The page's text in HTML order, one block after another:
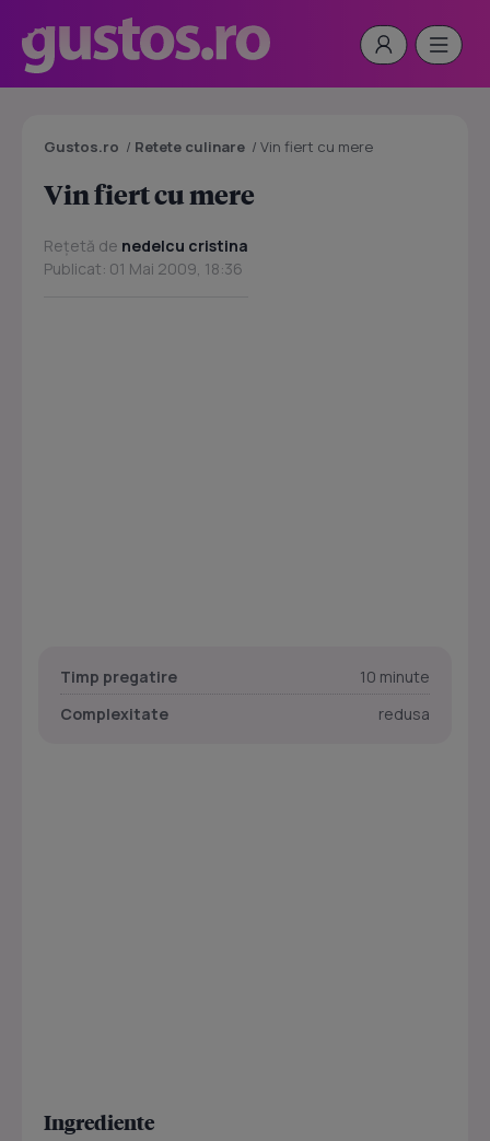
Gustos.ro / Retete culinare / Vin fiert cu mere
Vin fiert cu mere
Rețetă de nedelcu cristina
Publicat: 01 Mai 2009, 18:36
Timp pregatire
10 minute
Complexitate
redusa
Ingrediente